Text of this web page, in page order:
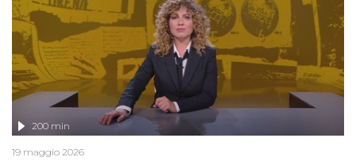
200 min
19 maggio 2026